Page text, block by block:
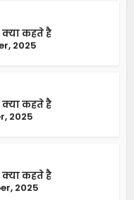
कहते है
2025
कहते है
2025
कहते है
2025